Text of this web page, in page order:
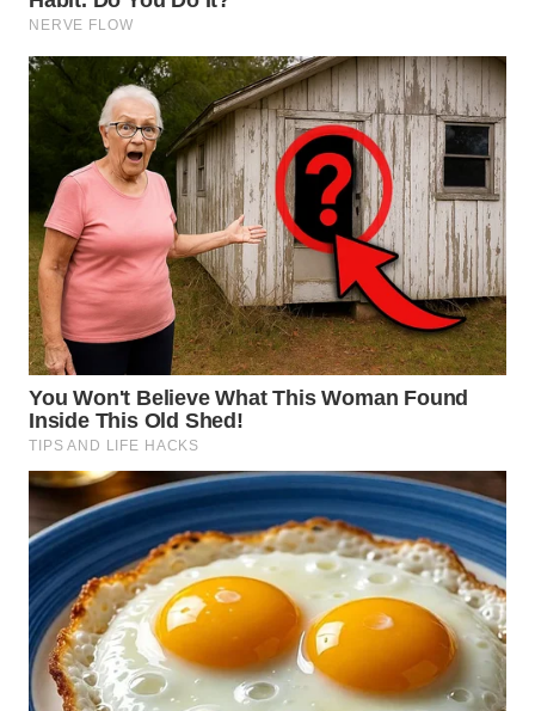
WN
LANGKAT
TAPANULI
SELATAN
WN
TANJUNG
LESUNG
WN
KARO
WN
SIMALUNGUN
WN
LABUHANBATU
WN
TAPANULI
TENGAH
WN DELI